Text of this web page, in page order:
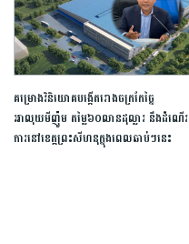
គម្រោងវិនិយោគបង្កើតរោងចក្រកែច្នៃ
អាលុយមីញ៉ូម​ តម្លៃ៦០លានដុល្លារ នឹងដំណើរ
ការ​នៅខេត្តព្រះសីហនុក្នុង​ពេលឆាប់ៗ​នេះ